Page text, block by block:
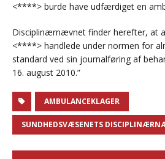
<****> burde have udfærdiget en
Disciplinærnævnet finder herefter, at
<****> handlede under normen for
standard ved sin journalføring af
16. august 2010.”
AMBULANCEKLAGER
SUNDHEDSVÆSENETS